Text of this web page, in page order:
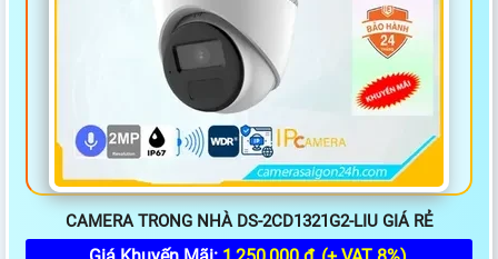
CAMERA TRONG NHÀ DS-2CD1321G2-LIU GIÁ RẺ